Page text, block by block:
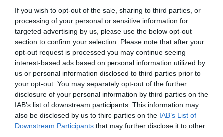
If you wish to opt-out of the sale, sharing to third parties, or
processing of your personal or sensitive information for
targeted advertising by us, please use the below opt-out
section to confirm your selection. Please note that after your
opt-out request is processed you may continue seeing
interest-based ads based on personal information utilized by
us or personal information disclosed to third parties prior to
your opt-out. You may separately opt-out of the further
disclosure of your personal information by third parties on the
IAB’s list of downstream participants. This information may
also be disclosed by us to third parties on the IAB’s List of
Downstream Participants that may further disclose it to other
Kış aylarında kutlanan gelenekler, toplumların
kültürel kimliğini yansıtır ve sosyal bağları
güçlendirir.
his
Huzur
Görüntü, karanlık bir kış akşamında sakin bir
manzarayı yansıtıyor. Atın yavaş hareketi ve
çevredeki ağaçlar, huzurlu bir atmosfer yaratıyor.